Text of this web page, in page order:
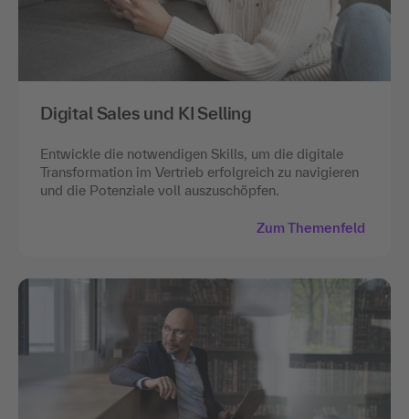
Digital Sales und KI Selling
Entwickle die notwendigen Skills, um die digitale
Transformation im Vertrieb erfolgreich zu navigieren
und die Potenziale voll auszuschöpfen.
Zum Themenfeld